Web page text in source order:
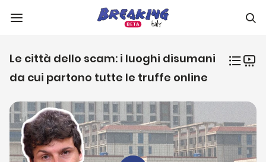
Le città dello scam: i luoghi disumani
da cui partono tutte le truffe online